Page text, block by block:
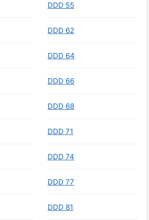
DDD 55
DDD 62
DDD 64
DDD 66
DDD 68
DDD 71
DDD 74
DDD 77
DDD 81